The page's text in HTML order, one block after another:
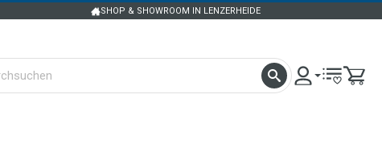
SHOP & SHOWROOM IN LENZERHEIDE